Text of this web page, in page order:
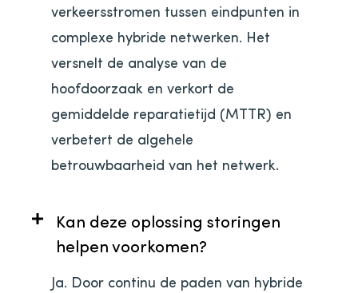
verkeersstromen tussen eindpunten in
complexe hybride netwerken. Het
versnelt de analyse van de
hoofdoorzaak en verkort de
gemiddelde reparatietijd (MTTR) en
verbetert de algehele
betrouwbaarheid van het netwerk.
Kan deze oplossing storingen
helpen voorkomen?
Ja. Door continu de paden van hybride